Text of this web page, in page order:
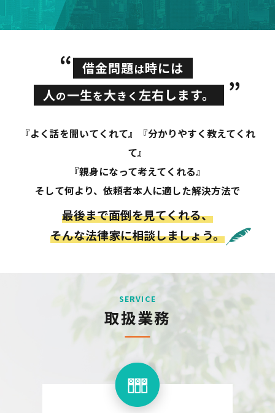
“ 借金問題は時には
人の一生を大きく左右します。 ”
『よく話を聞いてくれて』『分かりやすく教えてくれ
て』
『親身になって考えてくれる』
そして何より、依頼者本人に適した解決方法で
最後まで面倒を見てくれる、
そんな法律家に相談しましょう。
SERVICE
取扱業務